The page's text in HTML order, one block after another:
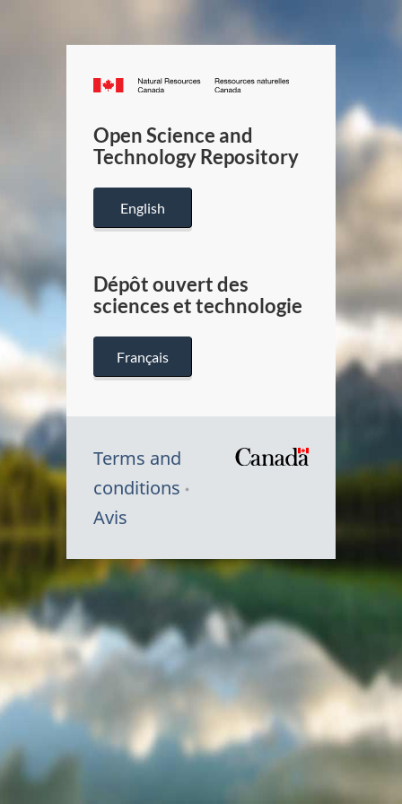
Canada.ca
/
Canada
Open Science and
Technology Repository
English
Dépôt ouvert des
sciences et technologie
Français
Terms and
conditions
Avis
Symbole
du